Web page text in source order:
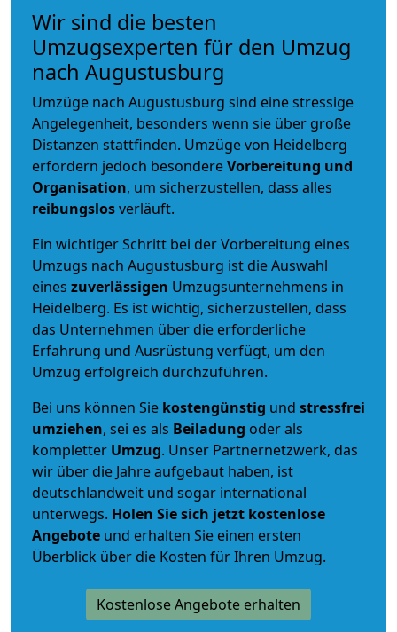
Wir sind die besten
Umzugsexperten für den Umzug
nach Augustusburg
Umzüge nach Augustusburg sind eine stressige
Angelegenheit, besonders wenn sie über große
Distanzen stattfinden. Umzüge von Heidelberg
erfordern jedoch besondereVorbereitung und
Organisation, um sicherzustellen, dass alles
reibungslosverläuft.
Ein wichtiger Schritt bei der Vorbereitung eines
Umzugs nach Augustusburg ist die Auswahl
eines zuverlässigen Umzugsunternehmens in
Heidelberg. Es ist wichtig, sicherzustellen, dass
das Unternehmen über die erforderliche
Erfahrung und Ausrüstung verfügt, um den
Umzug erfolgreich durchzuführen.
Bei uns können Sie kostengünstig und stressfrei
umziehen, sei es als Beiladung oder als
kompletter Umzug. Unser Partnernetzwerk, das
wir über die Jahre aufgebaut haben, ist
deutschlandweit und sogar international
unterwegs. Holen Sie sich jetzt kostenlose
Angebote und erhalten Sie einen ersten
Überblick über die Kosten für Ihren Umzug.
Kostenlose Angebote erhalten